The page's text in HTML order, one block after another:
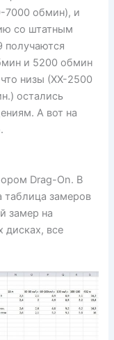
7000 обмин), и
со штатным
получаются
и 5200 обмин
что низы (ХХ-2500
остались
А вот на
Drag-On. В
таблица замеров
замер на
дисках, все